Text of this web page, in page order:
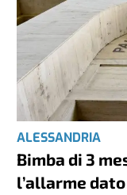
ALESSANDRIA
Bimba di 3
l’allarme